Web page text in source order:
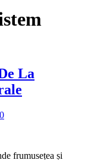
La
0
frumusețea și